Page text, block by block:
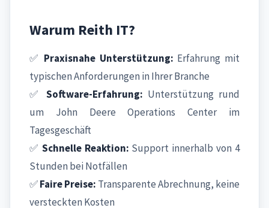
Warum Reith IT?
✅ Praxisnahe Unterstützung: Erfahrung mit
typischen Anforderungen in Ihrer Branche
✅ Software-Erfahrung: Unterstützung rund
um John Deere Operations Center im
Tagesgeschäft
✅ Schnelle Reaktion: Support innerhalb von 4
Stunden bei Notfällen
✅Faire Preise: Transparente Abrechnung, keine
versteckten Kosten